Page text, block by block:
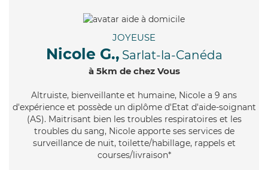
JOYEUSE
Nicole G., Sarlat-la-Canéda
à 5km de chez Vous
Altruiste, bienveillante et humaine, Nicole a 9 ans
d'expérience et possède un diplôme d'Etat d'aide-soignant
(AS). Maitrisant bien les troubles respiratoires et les
troubles du sang, Nicole apporte ses services de
surveillance de nuit, toilette/habillage, rappels et
courses/livraison*